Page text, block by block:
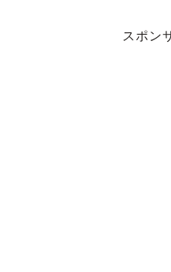
スポン